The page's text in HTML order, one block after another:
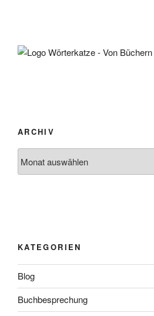
ARCHIV
KATEGORIEN
Blog
Buchbesprechung